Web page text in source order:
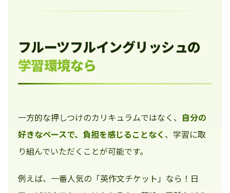
フルーツフルイングリッシュの
学習環境なら
一方的な押しつけのカリキュラムではなく、 自分の
好きなペースで、負担を感じることなく 、学習に取
り組んでいただくことが可能です。
例えば、一番人気の「英作文チケット」なら！日